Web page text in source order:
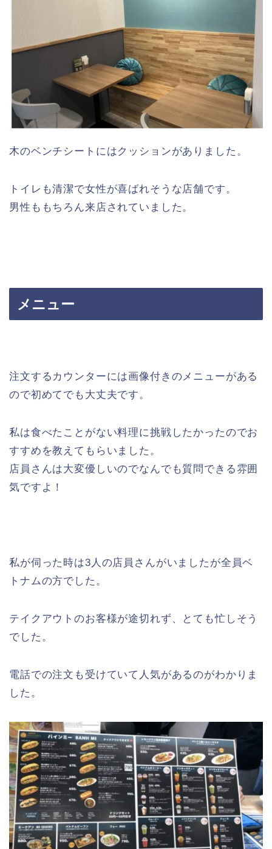
木のベンチシートにはクッションがありました。
トイレも清潔で女性が喜ばれそうな店舗です。
男性ももちろん来店されていました。
メニュー
注文するカウンターには画像付きのメニューがある
ので初めてでも大丈夫です。
私は食べたことがない料理に挑戦したかったのでお
すすめを教えてもらいました。
店員さんは大変優しいのでなんでも質問できる雰囲
気ですよ！
私が伺った時は3人の店員さんがいましたが全員ベ
トナムの方でした。
テイクアウトのお客様が途切れず、とても忙しそう
でした。
電話での注文も受けていて人気があるのがわかりま
した。